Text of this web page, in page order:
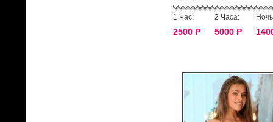
1 Час:
2500 Р
2 Часа:
5000 Р